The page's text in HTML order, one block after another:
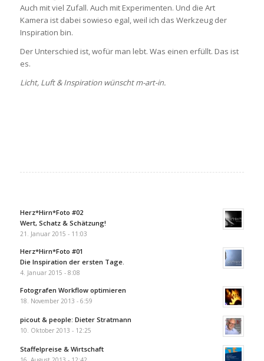
Auch mit viel Zufall. Auch mit Experimenten. Und die Art
Kamera ist dabei sowieso egal, weil ich das Werkzeug der
Inspiration bin.
Der Unterschied ist, wofür man lebt. Was einen erfüllt. Das ist
es.
Licht, Luft & Inspiration wünscht m-art-in.
Herz*Hirn*Foto #02
Wert, Schatz & Schätzung!
21. Januar 2015 - 11:03
Herz*Hirn*Foto #01
Die Inspiration der ersten Tage.
4. Januar 2015 - 8:08
Fotografen Workflow optimieren
18. November 2013 - 6:59
picout & people: Dieter Stratmann
10. Oktober 2013 - 12:25
Staffelpreise & Wirtschaft